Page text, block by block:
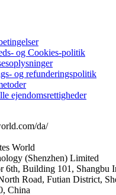
og Cookies-politik
og refunderingspolitik
ejendomsrettigheder
da/
World
(Shenzhen) Limited
6th, Building 101, Shangbu
Road, Futian District,
China